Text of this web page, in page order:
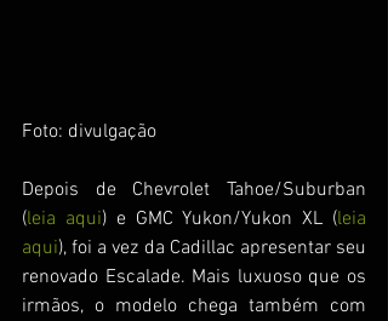
Foto: divulgação
Depois de Chevrolet Tahoe/Suburban
(leia aqui) e GMC Yukon/Yukon XL (leia
aqui), foi a vez da Cadillac apresentar seu
renovado Escalade. Mais luxuoso que os
irmãos, o modelo chega também com